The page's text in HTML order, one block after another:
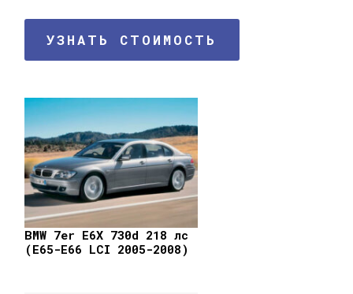
УЗНАТЬ СТОИМОСТЬ
BMW 7er E6X 730d 218 лс
(E65-E66 LCI 2005-2008)